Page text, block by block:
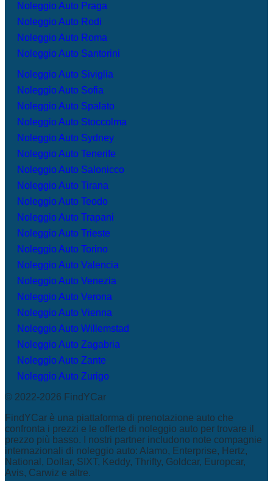
Noleggio Auto Praga
Noleggio Auto Rodi
Noleggio Auto Roma
Noleggio Auto Santorini
Noleggio Auto Siviglia
Noleggio Auto Sofia
Noleggio Auto Spalato
Noleggio Auto Stoccolma
Noleggio Auto Sydney
Noleggio Auto Tenerife
Noleggio Auto Salonicco
Noleggio Auto Tirana
Noleggio Auto Teodo
Noleggio Auto Trapani
Noleggio Auto Trieste
Noleggio Auto Torino
Noleggio Auto Valencia
Noleggio Auto Venezia
Noleggio Auto Verona
Noleggio Auto Vienna
Noleggio Auto Willemstad
Noleggio Auto Zagabria
Noleggio Auto Zante
Noleggio Auto Zurigo
© 2022-2026 FindYCar
FindYCar è una piattaforma di prenotazione auto che
confronta i prezzi e le offerte di noleggio auto per trovare il
prezzo più basso. I nostri partner includono note compagnie
internazionali di noleggio auto: Alamo, Enterprise, Hertz,
National, Dollar, SIXT, Keddy, Thrifty, Goldcar, Europcar,
Avis, Carwiz e altre.